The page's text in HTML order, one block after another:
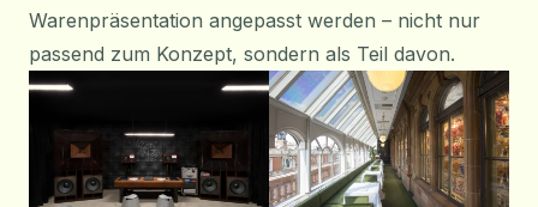
Warenpräsentation angepasst werden – nicht nur
passend zum Konzept, sondern als Teil davon.